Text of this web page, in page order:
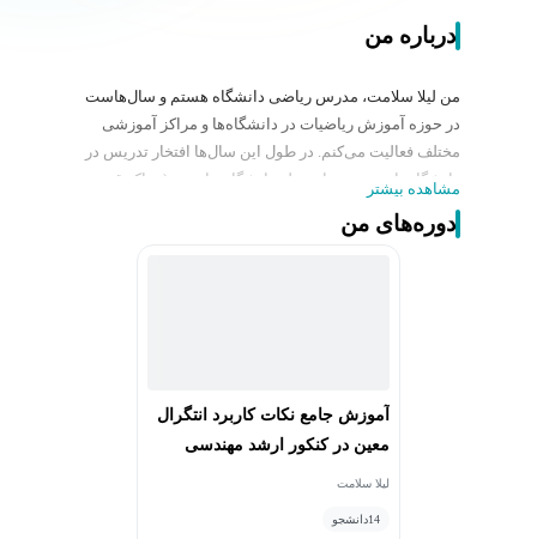
درباره من
من لیلا سلامت، مدرس ریاضی دانشگاه هستم و سال‌هاست
در حوزه آموزش ریاضیات در دانشگاه‌ها و مراکز آموزشی
مختلف فعالیت می‌کنم. در طول این سال‌ها افتخار تدریس در
دانشگاه‌های متعددی از جمله دانشگاه پیام نور (مراکز قم و
ساوه)، دانشگاه آزاد اسلامی قم، دانشگاه آزاد واحد سماء
قم، دانشگاه غیرانتفاعی سینا کاشان، دانشگاه غیرانتفاعی
۲، معادلات دیفرانسیل، ریاضی مهندسی، آنالیز عددی، آمار و
احتمال، تحقیق در عملیات، منطق ریاضی، توابع مختلط،
ریاضیات پایه و مقدمات آمار و همچنین دروسی مانند کاربرد
کامپیوتر در مدیریت و حسابداری. تجربه تدریس این دروس
برای رشته‌های گوناگون مهندسی، علوم پایه، مدیریت،
مشاهده بیشتر
دوره‌های من
آموزش جامع نکات کاربرد انتگرال
معین در کنکور ارشد مهندسی
عمران
لیلا سلامت
14دانشجو